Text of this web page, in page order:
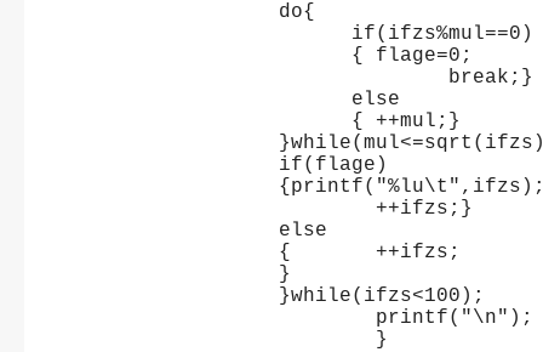
		do{
		      if(ifzs%mul==0)
		      { flage=0;
			      break;}
		      else
		      { ++mul;}
		if(flage)
		        ++ifzs;}
		else
		{	++ifzs;
		}
		}while(ifzs<100);
			printf("\n");
			}